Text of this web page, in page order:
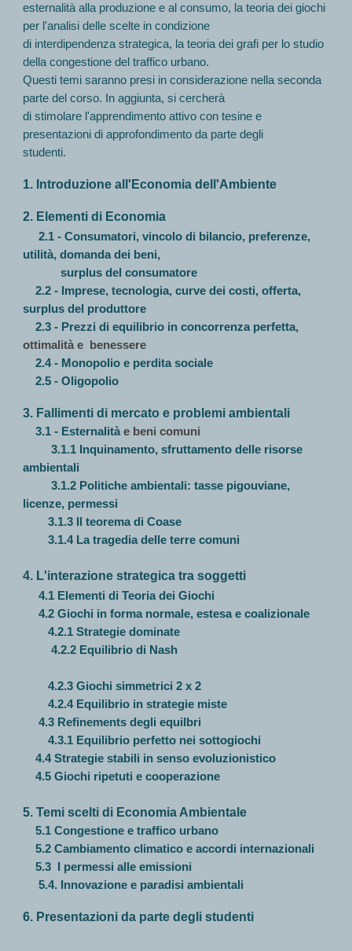
esternalità alla produzione e al consumo, la teoria dei giochi
per l'analisi delle scelte in condizione
di interdipendenza strategica, la teoria dei grafi per lo studio
della congestione del traffico urbano.
Questi temi saranno presi in considerazione nella seconda
parte del corso. In aggiunta, si cercherà
di stimolare l'apprendimento attivo con tesine e
presentazioni di approfondimento da parte degli
studenti.
1. Introduzione all'Economia dell'Ambiente
2. Elementi di Economia
2.1 - Consumatori, vincolo di bilancio, preferenze,
utilità, domanda dei beni,
surplus del consumatore
2.2 - Imprese, tecnologia, curve dei costi, offerta,
surplus del produttore
2.3 - Prezzi di equilibrio in concorrenza perfetta,
ottimalità e
benessere
2.4 - Monopolio e perdita sociale
2.5 - Oligopolio
3. Fallimenti di mercato e problemi ambientali
3.1 - Esternalità e beni comuni
3.1.1 Inquinamento, sfruttamento delle risorse
ambientali
3.1.2 Politiche ambientali: tasse pigouviane,
licenze, permessi
3.1.3 Il teorema di Coase
3.1.4 La tragedia delle terre comuni
4. L'interazione strategica tra soggetti
4.1 Elementi di Teoria dei Giochi
4.2 Giochi in forma normale, estesa e coalizionale
4.2.1 Strategie dominate
4.2.2 Equilibrio di Nash
4.2.3 Giochi simmetrici 2 x 2
4.2.4 Equilibrio in strategie miste
4.3 Refinements degli equilbri
4.3.1 Equilibrio perfetto nei sottogiochi
4.4 Strategie stabili in senso evoluzionistico
4.5 Giochi ripetuti e cooperazione
5. Temi scelti di Economia Ambientale
5.1 Congestione e traffico urbano
5.2 Cambiamento climatico e accordi internazionali
5.3 I permessi alle emissioni
5.4. Innovazione e paradisi ambientali
6. Presentazioni da parte degli studenti